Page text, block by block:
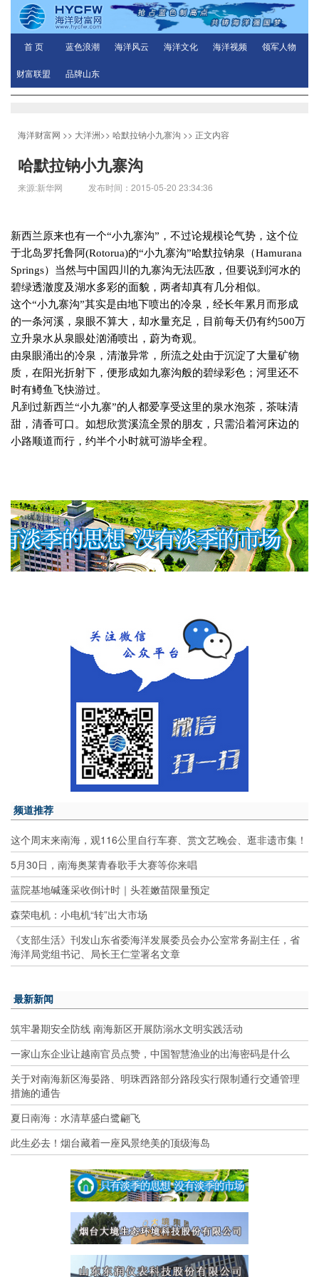
首 页 蓝色浪潮 海洋风云 海洋文化 海洋视频 领军人物
财富联盟 品牌山东
海洋财富网 >> 大洋洲>> 哈默拉钠小九寨沟 >> 正文内容
哈默拉钠小九寨沟
来源:新华网 发布时间：2015-05-20 23:34:36
新西兰原来也有一个“小九寨沟”，不过论规模论气势，这个位
于北岛罗托鲁阿(Rotorua)的“小九寨沟”哈默拉钠泉（Hamurana
Springs）当然与中国四川的九寨沟无法匹敌，但要说到河水的
碧绿透澈度及湖水多彩的面貌，两者却真有几分相似。
这个“小九寨沟”其实是由地下喷出的冷泉，经长年累月而形成
的一条河溪，泉眼不算大，却水量充足，目前每天仍有约500万
立升泉水从泉眼处汹涌喷出，蔚为奇观。
由泉眼涌出的冷泉，清澈异常，所流之处由于沉淀了大量矿物
质，在阳光折射下，便形成如九寨沟般的碧绿彩色；河里还不
时有鳟鱼飞快游过。
凡到过新西兰“小九寨”的人都爱享受这里的泉水泡茶，茶味清
甜，清香可口。如想欣赏溪流全景的朋友，只需沿着河床边的
小路顺道而行，约半个小时就可游毕全程。
频道推荐
这个周末来南海，观116公里自行车赛、赏文艺晚会、逛非遗市集！
5月30日，南海奥莱青春歌手大赛等你来唱
蓝院基地碱蓬采收倒计时｜头茬嫩苗限量预定
森荣电机：小电机“转”出大市场
《支部生活》刊发山东省委海洋发展委员会办公室常务副主任，省
海洋局党组书记、局长王仁堂署名文章
最新新闻
筑牢暑期安全防线 南海新区开展防溺水文明实践活动
一家山东企业让越南官员点赞，中国智慧渔业的出海密码是什么
关于对南海新区海晏路、明珠西路部分路段实行限制通行交通管理
措施的通告
夏日南海：水清草盛白鹭翩飞
此生必去！烟台藏着一座风景绝美的顶级海岛